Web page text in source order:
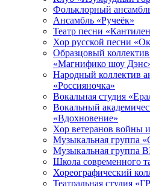
Фольклорный
Ансамбль «Ручеёк»
Театр песни
Хор русской песни
Образцовый коллектив
«Магнифико шоу
Народный коллектив
«Россияночка»
Вокальная студия
Вокальный
«Вдохновение»
Хор ветеранов войны
Музыкальная группа
Музыкальная группа
Школа современного
Хореографический
Театральная студия